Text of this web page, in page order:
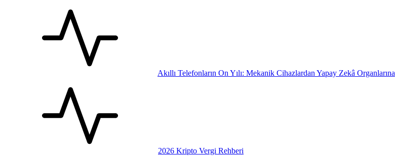
Akıllı Telefonların On Yılı: Mekanik Cihazlardan Yapay Zekâ Organlarına
2026 Kripto Vergi Rehberi